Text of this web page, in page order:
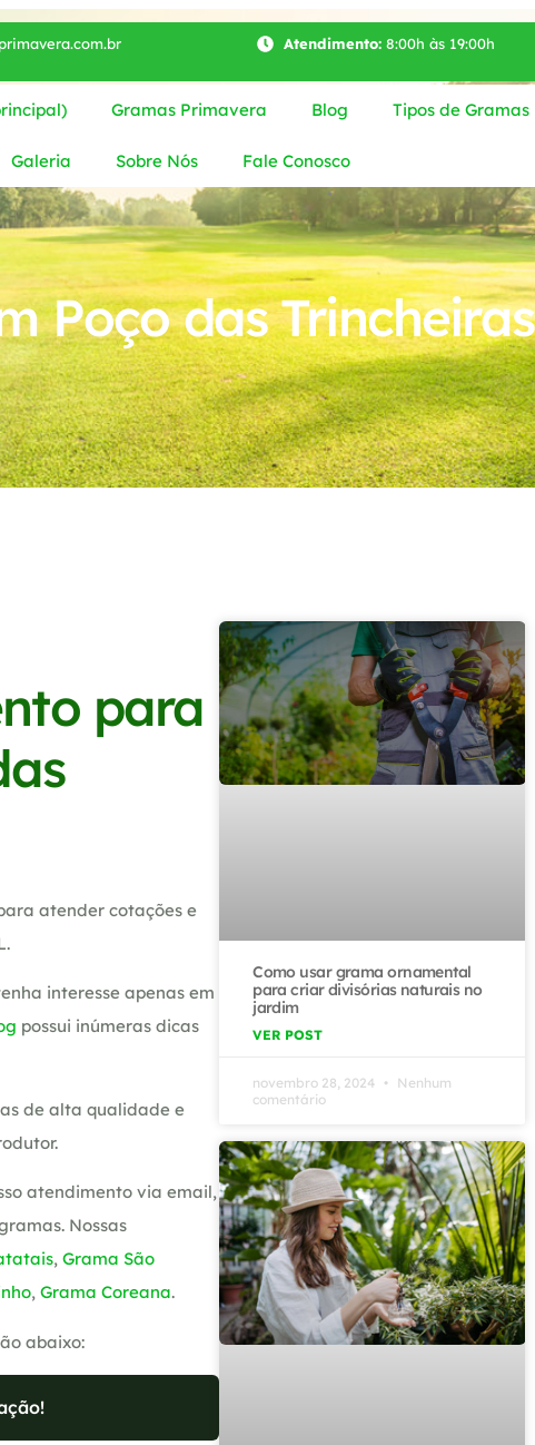
Atendimento:8:00h às 19:00h
Gramas Primavera Blog Tipos de Gramas
Galeria Sobre Nós Fale Conosco
Poço das Trincheiras
para
atender cotações e
interesse apenas em
possui inúmeras dicas
de alta qualidade e
atendimento via email,
Nossas
, Grama São
, Grama Coreana.
abaixo:
Como usar grama ornamental
para criar divisórias naturais no
jardim
VER POST
novembro 28, 2024
Nenhum
comentário